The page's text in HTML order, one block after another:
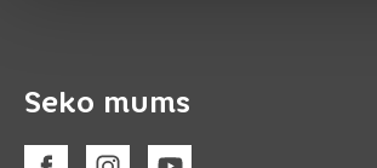
Seko mums